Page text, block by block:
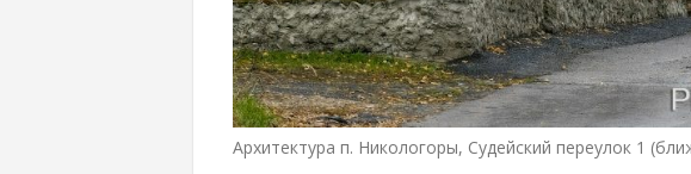
Архитектура п. Никологоры, Судейский переулок 1